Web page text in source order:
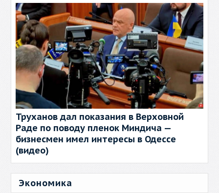
Труханов дал показания в Верховной
Раде по поводу пленок Миндича —
бизнесмен имел интересы в Одессе
(видео)
Экономика